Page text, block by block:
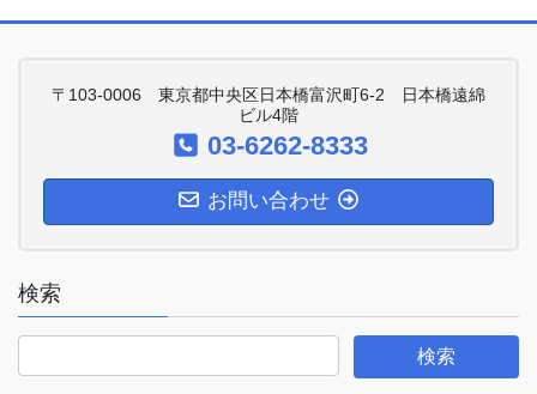
〒103-0006 東京都中央区日本橋富沢町6-2 日本橋遠綿
ビル4階
03-6262-8333
お問い合わせ
検索